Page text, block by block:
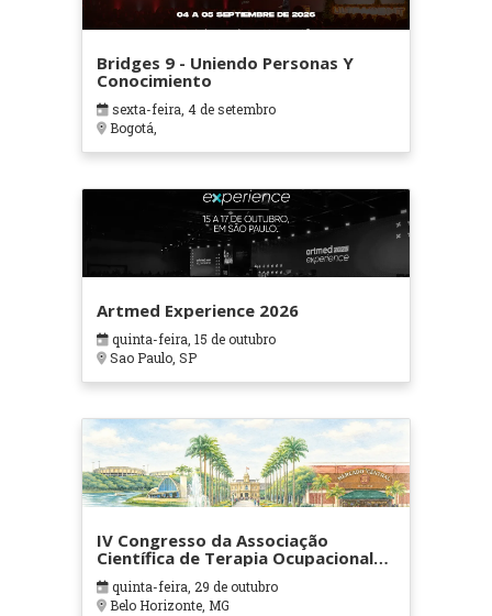
Bridges 9 - Uniendo Personas Y
Conocimiento
sexta-feira, 4 de setembro
Bogotá,
Artmed Experience 2026
quinta-feira, 15 de outubro
Sao Paulo, SP
IV Congresso da Associação
Científica de Terapia Ocupacional
em Contextos Hospitalares e
Cuidados Paliativos - ATOHOSP
quinta-feira, 29 de outubro
Belo Horizonte, MG